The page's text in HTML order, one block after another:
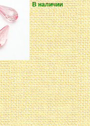
В наличии